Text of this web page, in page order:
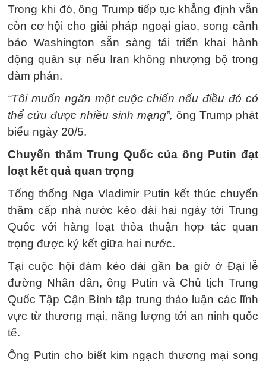
Trong khi đó, ông Trump tiếp tục khẳng định vẫn
còn cơ hội cho giải pháp ngoại giao, song cảnh
báo Washington sẵn sàng tái triển khai hành
động quân sự nếu Iran không nhượng bộ trong
đàm phán.
“Tôi muốn ngăn một cuộc chiến nếu điều đó có
thể cứu được nhiều sinh mạng”, ông Trump phát
biểu ngày 20/5.
Chuyến thăm Trung Quốc của ông Putin đạt
loạt kết quả quan trọng
Tổng thống Nga Vladimir Putin kết thúc chuyến
thăm cấp nhà nước kéo dài hai ngày tới Trung
Quốc với hàng loạt thỏa thuận hợp tác quan
trọng được ký kết giữa hai nước.
Tại cuộc hội đàm kéo dài gần ba giờ ở Đại lễ
đường Nhân dân, ông Putin và Chủ tịch Trung
Quốc Tập Cận Bình tập trung thảo luận các lĩnh
vực từ thương mại, năng lượng tới an ninh quốc
tế.
Ông Putin cho biết kim ngạch thương mại song